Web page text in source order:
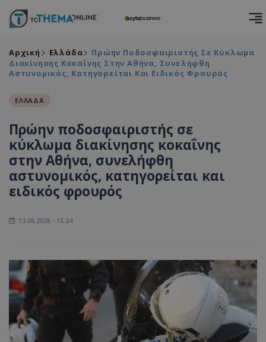
Αρχική Ελλάδα
Πρώην Ποδοσφαιριστής Σε Κύκλωμα
Διακίνησης Κοκαΐνης Στην Αθήνα, Συνελήφθη
Αστυνομικός, Κατηγορείται Και Ειδικός Φρουρός
ΕΛΛΑΔΑ
Πρώην ποδοσφαιριστής σε
κύκλωμα διακίνησης κοκαΐνης
στην Αθήνα, συνελήφθη
αστυνομικός, κατηγορείται και
ειδικός φρουρός
13.06.2026 - 15:24